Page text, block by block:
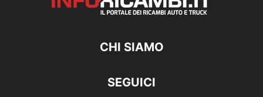
CHI SIAMO
SEGUICI